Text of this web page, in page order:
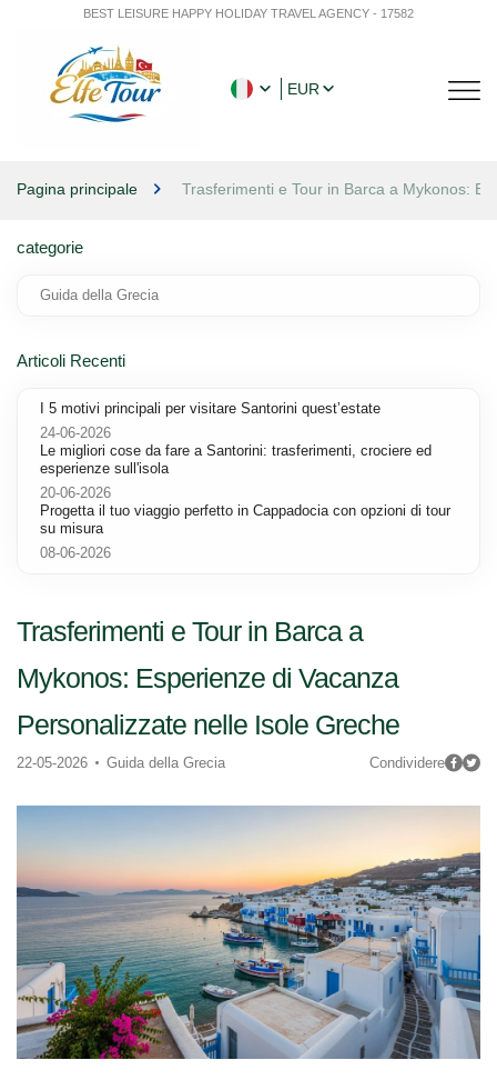
BEST LEISURE HAPPY HOLIDAY TRAVEL AGENCY - 17582
EUR
Pagina principale Trasferimenti e Tour in Barca a Mykonos:
Trasferimenti e Tour in Barca a
Mykonos: Esperienze di Vacanza
Personalizzate nelle Isole Greche
22-05-2026 Guida della Grecia Condividere
categorie
Guida della Grecia
Articoli Recenti
I 5 motivi principali per visitare Santorini quest’estate
24-06-2026
Le migliori cose da fare a Santorini: trasferimenti, crociere ed
esperienze sull'isola
20-06-2026
Progetta il tuo viaggio perfetto in Cappadocia con opzioni di tour
su misura
08-06-2026